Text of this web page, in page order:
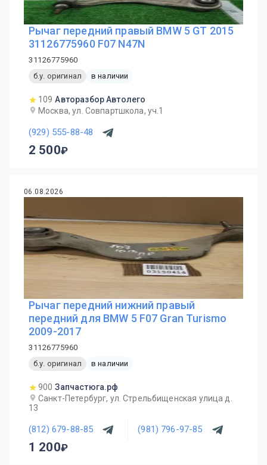
Рычаг передний правый BMW 5 GT 2015
31126775960 F07 N47N
31126775960
б.у. оригинал
в наличии
109 Авторазбор Автолего
Москва, ул. Совпартшкола, уч.1
(929) 555-88-48
2 500
06.08.2026
Рычаг передний нижний правый
передний для BMW 5 F07 Gran Turismo
2009-2017
31126775960
б.у. оригинал
в наличии
900 Запчастюга.рф
Санкт-Петербург, ул. Стрельбищенская улица д.
13
(812) 679-88-85 (981) 796-97-85
1 200